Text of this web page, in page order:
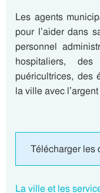
Les agents
pour l’aider dans
personnel
hospitaliers,
puéricultrices, des
la ville avec
Télécharger les
La ville et les